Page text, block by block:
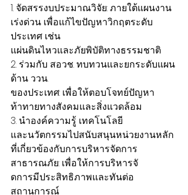
1. จัดสรรงบประมาณวิจัย: ภายใต้แผนงาน
เร่งด่วน เพื่อแก้ไขปัญหาวิกฤตระดับ
ประเทศ เช่น
แผ่นดินไหวและภัยพิบัติทางธรรมชาติ
2. ร่วมกับ สอวช. ทบทวนและยกระดับแผน
ด้าน ววน.
ของประเทศ: เพื่อให้ตอบโจทย์ปัญหา
ท้าทายทางสังคมและสิ่งแวดล้อม
3. นำองค์ความรู้ เทคโนโลยี
และนวัตกรรมไปสนับสนุนหน่วยงานหลัก
ที่เกี่ยวข้องกับการบริหารจัดการ
สาธารณภัย: เพื่อให้การบริหารจั
ดการมีประสิทธิภาพและทันต่อ
สถานการณ์